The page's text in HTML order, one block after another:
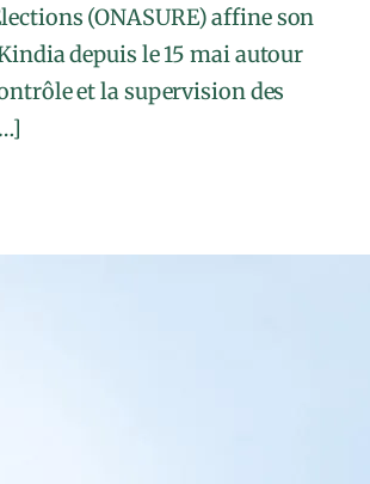
(ONASURE) affine son
depuis le 15 mai autour
et la supervision des